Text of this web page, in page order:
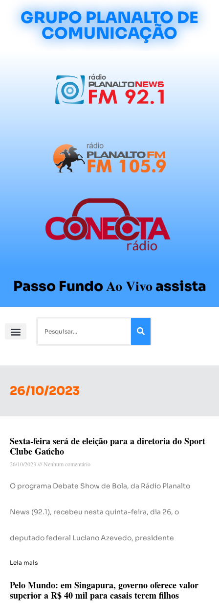
GRUPO PLANALTO DE
COMUNICAÇÃO
Passo FundoAo Vivoassista
26/10/2023
Sexta-feira será de eleição para a diretoria do Sport
Clube Gaúcho
26/10/2023 Nenhum comentário
O programa Debate Show de Bola, da Rádio Planalto
News (92.1), recebeu nesta quinta-feira, dia 26, o
deputado federal Luciano Azevedo, presidente
Leia mais
Pelo Mundo: em Singapura, governo oferece valor
superior a R$ 40 mil para casais terem filhos